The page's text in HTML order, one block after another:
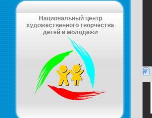
Национальный центр
художественного творчества
детей и молодёжи